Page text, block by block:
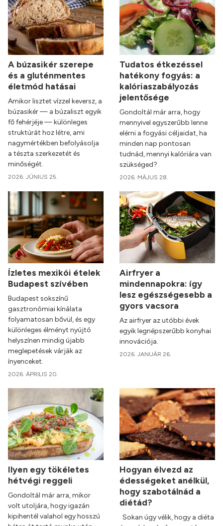
A búzasikér szerepe
és a gluténmentes
életmód hatásai
Amikor lisztet vízzel keversz, a
búzasikér — a búzaliszt egyik
fő fehérjéje — különleges
struktúrát hoz létre, ami
nagymértékben befolyásolja
a tészta szerkezetét és
minőségét.
2026. JÚNIUS 25.
Tudatos étkezéssel
hatékony fogyás: a
kalóriaszabályozás
jelentősége
Gondoltál már arra, hogy
mennyivel egyszerűbb lenne
elérni a fogyási céljaidat, ha
minden nap pontosan
tudnád, mennyi kalóriára van
szükséged?
2026. MÁJUS 28.
Ízletes mexikói ételek
Budapest szívében
Budapest sokszínű
gasztronómiai kínálata
folyamatosan bővül, és egy
különleges élményt nyújtó
helyszínen mindig újabb
meglepetések várják az
ínyenceket.
2026. ÁPRILIS 20.
Airfryer a
mindennapokra: így
lesz egészségesebb a
gyors vacsora
Az airfryer az utóbbi évek
egyik legnépszerűbb konyhai
innovációja.
2026. JANUÁR 26.
Ilyen egy tökéletes
hétvégi reggeli
Gondoltál már arra, mikor
volt utoljára, hogy igazán
kipihentél valahol egy hosszú
Hogyan élvezd az
édességeket anélkül,
hogy szabotálnád a
diétád?
Sokan úgy vélik, hogy a diéta